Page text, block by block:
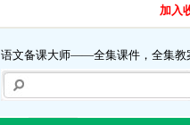
加入
语文备课大师——全集课件，全集教